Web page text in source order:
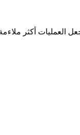
العمليات أكثر